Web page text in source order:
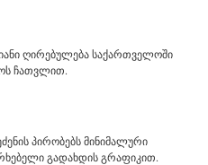
ღირებულება საქართველოში
ჩათვლით.
პირობებს მინიმალური
გადახდის გრაფიკით.